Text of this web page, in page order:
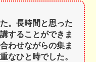
。長時間と思った
することができま
わせながらの集ま
なひと時でした。